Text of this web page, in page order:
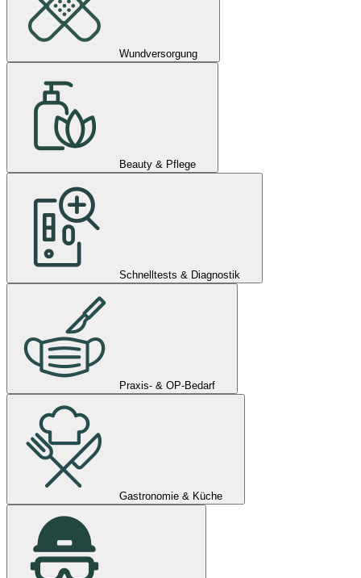
Wundversorgung
Beauty & Pflege
Schnelltests & Diagnostik
Praxis- & OP-Bedarf
Gastronomie & Küche